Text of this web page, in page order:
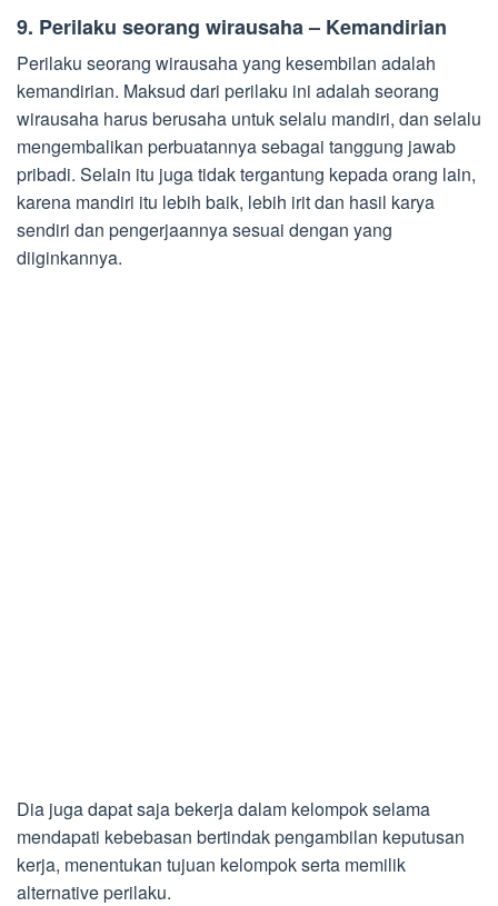
9. Perilaku seorang wirausaha – Kemandirian
Perilaku seorang wirausaha yang kesembilan adalah
kemandirian. Maksud dari perilaku ini adalah seorang
wirausaha harus berusaha untuk selalu mandiri, dan selalu
mengembalikan perbuatannya sebagai tanggung jawab
pribadi. Selain itu juga tidak tergantung kepada orang lain,
karena mandiri itu lebih baik, lebih irit dan hasil karya
sendiri dan pengerjaannya sesuai dengan yang
diiginkannya.
Dia juga dapat saja bekerja dalam kelompok selama
mendapati kebebasan bertindak pengambilan keputusan
kerja, menentukan tujuan kelompok serta memilik
alternative perilaku.